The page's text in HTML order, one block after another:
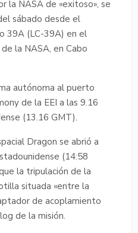
la NASA de «exitoso», se
sábado desde el
39A (LC-39A) en el
la NASA, en Cabo
autónoma al puerto
de la EEI a las 9.16
(13.16 GMT).
Dragon se abrió a
(14:58
la tripulación de la
situada «entre la
de acoplamiento
de la misión.